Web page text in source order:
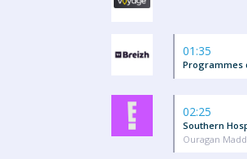
01:35
Programmes
02:25
Southern
Ouragan